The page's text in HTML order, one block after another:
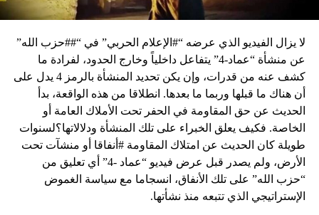
لا يزال الفيديو الذي عرضه “#الإعلام الحربي” في “##حزب الله”
عن منشأة “عماد-4” يتفاعل داخلياً وخارج الحدود، لفرادة ما
كشف عنه من قدرات، وإن يكن تحديد المنشأة بالرمز 4 يدل على
أن هناك ما قبلها وربما ما بعدها. انطلاقا من هذه الواقعة، بدأ
الحديث عن حق المقاومة في الحفر تحت الأملاك العامة أو
الخاصة. فكيف يعلق الخبراء على تلك المنشأة ودلالاتها؟لسنوات
طويلة كان الحديث عن امتلاك المقاومة #أنفاقا أو منشآت تحت
الأرض، ولم يصدر قبل عرض فيديو “عماد -4” أي تعليق من
“حزب الله” على تلك الأنفاق، انسجاما مع سياسة الغموض
الإستراتيجي الذي تتبعه منذ نشأتها.